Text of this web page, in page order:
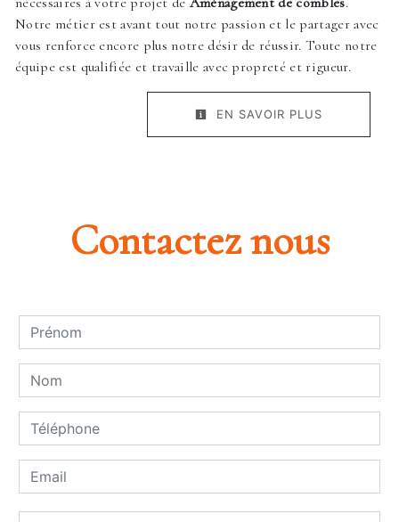
Notre métier est avant tout notre passion et le partager avec
vous renforce encore plus notre désir de réussir. Toute notre
équipe est qualifiée et travaille avec propreté et rigueur.
EN SAVOIR PLUS
Contactez nous